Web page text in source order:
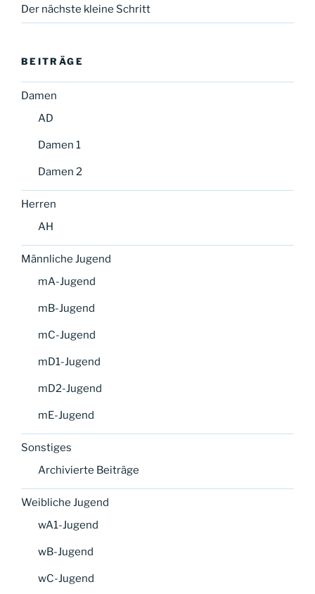
Der nächste kleine Schritt
BEITRÄGE
Damen
AD
Damen 1
Damen 2
Herren
AH
Männliche Jugend
mA-Jugend
mB-Jugend
mC-Jugend
mD1-Jugend
mD2-Jugend
mE-Jugend
Sonstiges
Archivierte Beiträge
Weibliche Jugend
wA1-Jugend
wB-Jugend
wC-Jugend